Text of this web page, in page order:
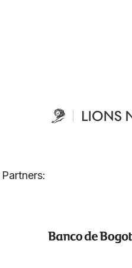
Partners: